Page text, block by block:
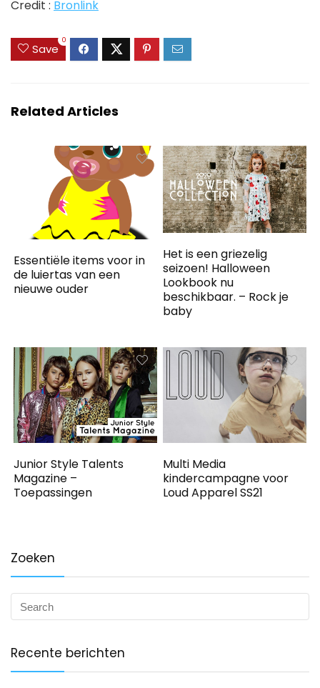
Credit : Bronlink
Save
0
Related Articles
Essentiële items voor in
de luiertas van een
nieuwe ouder
Het is een griezelig
seizoen! Halloween
Lookbook nu
beschikbaar. – Rock je
baby
Junior Style Talents
Magazine –
Toepassingen
Multi Media
kindercampagne voor
Loud Apparel SS21
Zoeken
Recente berichten